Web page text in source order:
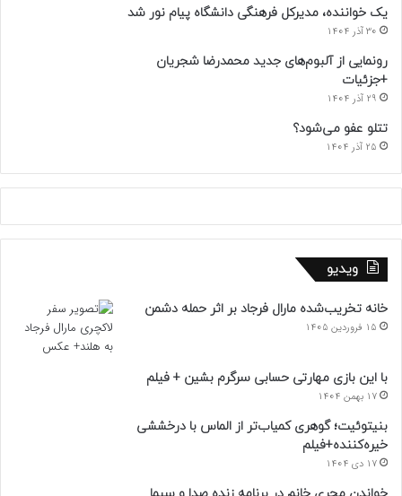
یک خواننده، مدیرکل فرهنگی دانشگاه پیام نور شد
30 آذر 1404
رونمایی از آلبوم‌های جدید محمدرضا شجریان
+جزئیات
29 آذر 1404
تتلو عفو می‌شود؟
25 آذر 1404
ویدیو
خانه تخریب‌شده مارال فرجاد بر اثر حمله دشمن
15 فروردین 1405
با این بازی مهارتی حسابی سرگرم بشین + فیلم
17 بهمن 1404
بنیتوئیت؛ گوهری کمیاب‌تر از الماس با درخششی
خیره‌کننده+فیلم
17 دی 1404